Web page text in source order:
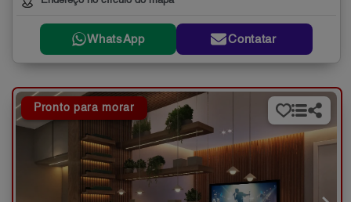
WhatsApp Contatar
Pronto para morar